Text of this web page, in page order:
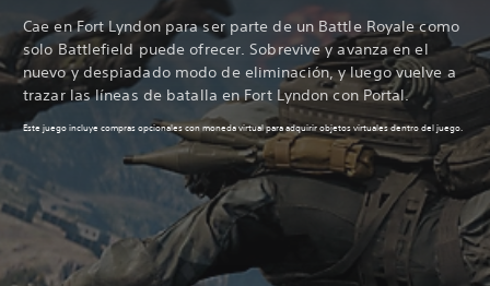
Cae en Fort Lyndon para ser parte de un Battle Royale como
solo Battlefield puede ofrecer. Sobrevive y avanza en el
nuevo y despiadado modo de eliminación, y luego vuelve a
trazar las líneas de batalla en Fort Lyndon con Portal.
Este juego incluye compras opcionales con moneda virtual para adquirir objetos virtuales dentro del juego.